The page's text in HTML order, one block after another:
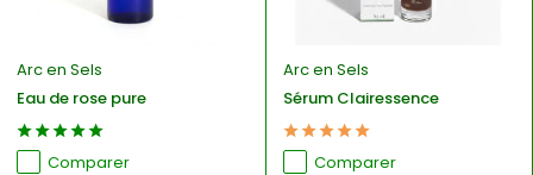
Arc en Sels
Eau de rose pure
Comparer
Arc en Sels
Sérum Clairessence
Comparer